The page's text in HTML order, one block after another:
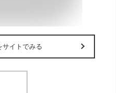
サイトでみる